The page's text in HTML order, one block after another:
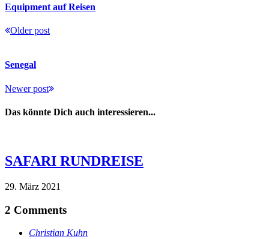
Equipment auf Reisen
Older post
Senegal
Newer post
Das könnte Dich auch interessieren...
SAFARI RUNDREISE
29. März 2021
2 Comments
Christian Kuhn